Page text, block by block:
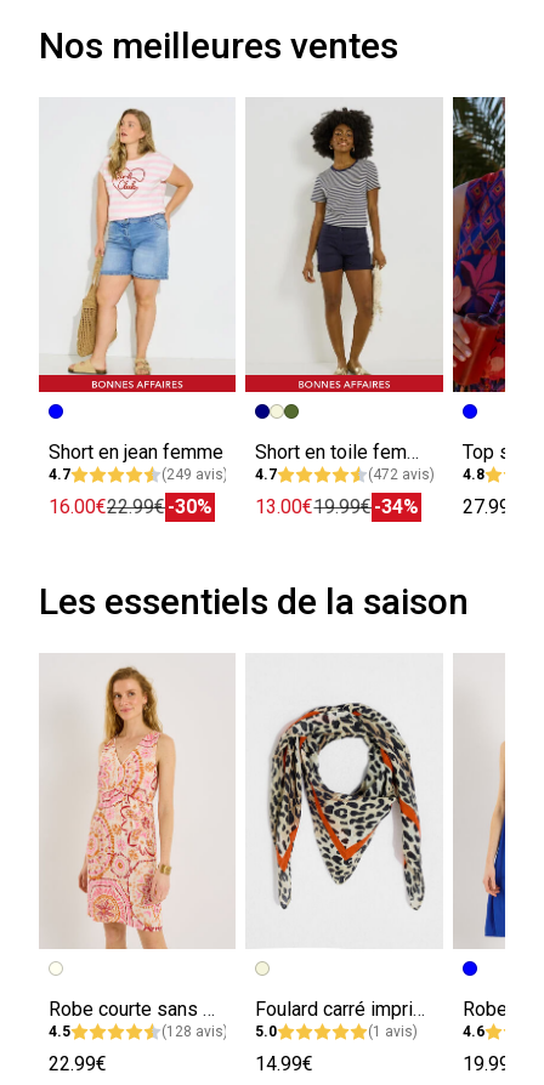
Nos meilleures ventes
Short en jean femme
4.7 (249 avis)
16.00€22.99€-30%
Short en toile femme
4.7 (472 avis)
13.00€19.99€-34%
4.8
27.99€
Les essentiels de la saison
Robe courte sans manches imprimée
4.5 (128 avis)
22.99€
Foulard carré imprimé léopard femme
5.0 (1 avis)
14.99€
4.6
19.99€